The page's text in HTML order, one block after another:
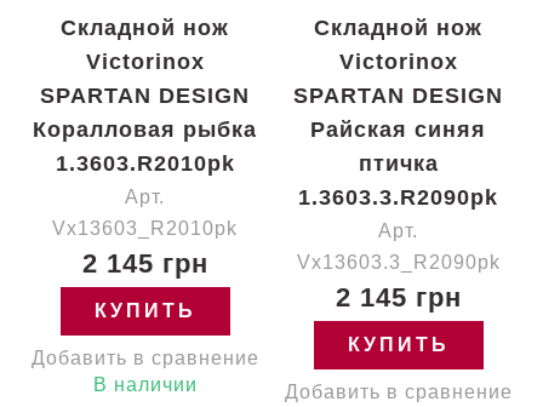
Складной нож
Victorinox
SPARTAN DESIGN
Коралловая рыбка
1.3603.R2010pk
Арт.
Vx13603_R2010pk
2 145 грн
КУПИТЬ
Добавить в сравнение
В наличии
Складной нож
Victorinox
SPARTAN DESIGN
Райская синяя
птичка
1.3603.3.R2090pk
Арт.
Vx13603.3_R2090pk
2 145 грн
КУПИТЬ
Добавить в сравнение